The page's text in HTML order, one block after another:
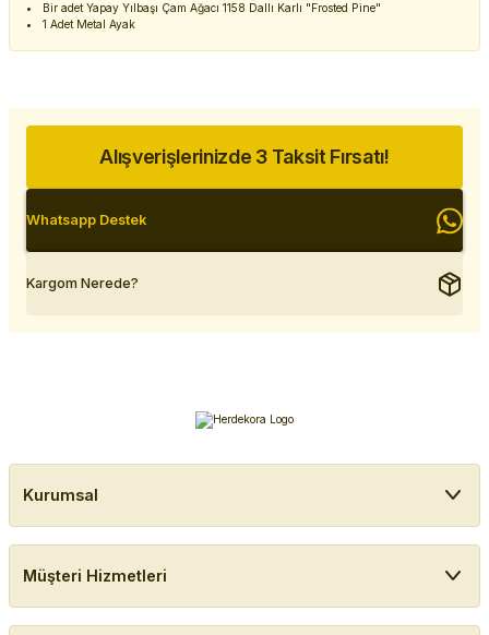
Bir adet Yapay Yılbaşı Çam Ağacı 1158 Dallı Karlı "Frosted Pine"
1 Adet Metal Ayak
Alışverişlerinizde 3 Taksit Fırsatı!
Whatsapp Destek
Kargom Nerede?
Kurumsal
Müşteri Hizmetleri